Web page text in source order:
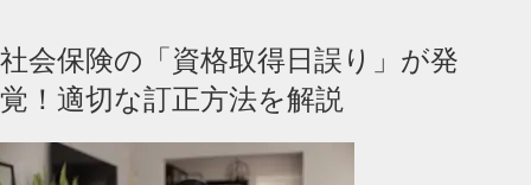
社会保険の「資格取得日誤り」が発
覚！適切な訂正方法を解説